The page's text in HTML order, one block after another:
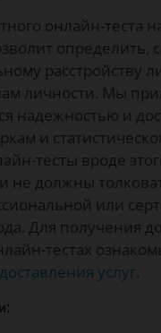
онлайн-теста
определить,
расстройству
личности. Мы
надежностью и
и
тесты вроде
не должны
или
Для получения
тестах
услуг.